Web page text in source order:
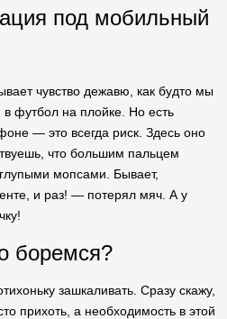
под мобильный
чувство дежавю, как будто мы
в футбол на плойке. Но есть
— это всегда риск. Здесь оно
что большим пальцем
мопсами. Бывает,
и раз! — потерял мяч. А у
боремся?
зашкаливать. Сразу скажу,
прихоть, а необходимость в этой